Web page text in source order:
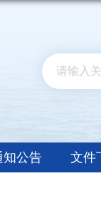
知公告 文件